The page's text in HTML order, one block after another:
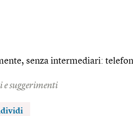
senza intermediari:
e suggerimenti